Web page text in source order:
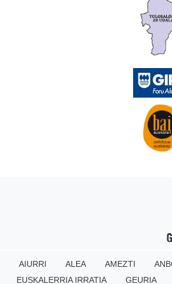
AIURRI ALEA AMEZTI
EUSKALERRIA IRRATIA GEURIA